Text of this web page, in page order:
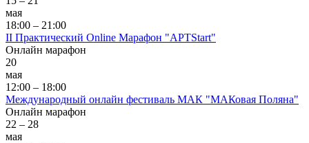
мая
18:00 – 21:00
II Практический Online Марафон "АРТStart"
Онлайн марафон
20
мая
12:00 – 18:00
Международный онлайн фестиваль МАК "МАКовая Поляна"
Онлайн марафон
22 – 28
мая